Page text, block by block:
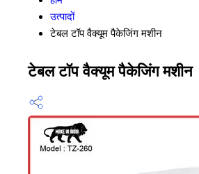
उत्पादों
टेबल टॉप वैक्यूम पैकेजिंग मशीन
टेबल टॉप वैक्यूम पैकेजिंग मशीन